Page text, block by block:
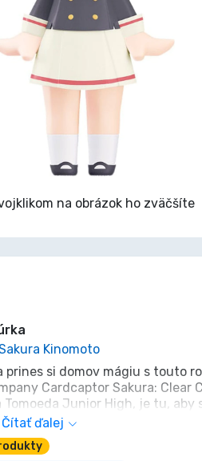
na obrázok ho zväčšíte
Kinomoto
prines si domov mágiu s touto
Cardcaptor Sakura: Clear
Junior High, je tu, aby
figúrka dokonale stelesňuje
šanca unikla, pridaj si kúsok
Čítať ďalej